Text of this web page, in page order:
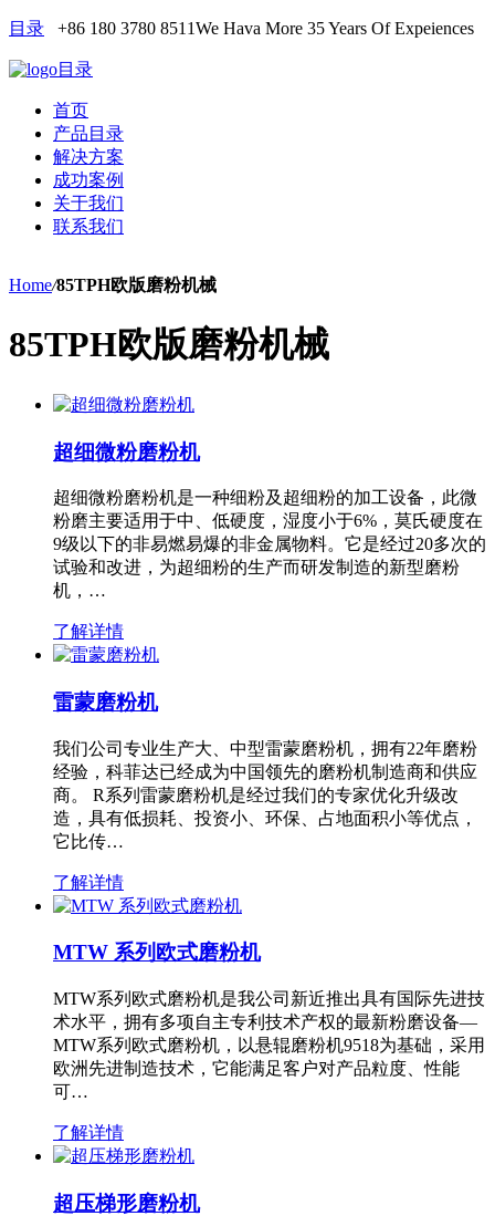
目录 +86 180 3780 8511We Hava More 35 Years Of Expeiences
目录
首页
产品目录
解决方案
成功案例
关于我们
联系我们
Home/85TPH欧版磨粉机械
85TPH欧版磨粉机械
超细微粉磨粉机
超细微粉磨粉机是一种细粉及超细粉的加工设备，此微
粉磨主要适用于中、低硬度，湿度小于6%，莫氏硬度在
9级以下的非易燃易爆的非金属物料。它是经过20多次的
试验和改进，为超细粉的生产而研发制造的新型磨粉
机，…
了解详情
雷蒙磨粉机
我们公司专业生产大、中型雷蒙磨粉机，拥有22年磨粉
经验，科菲达已经成为中国领先的磨粉机制造商和供应
商。 R系列雷蒙磨粉机是经过我们的专家优化升级改
造，具有低损耗、投资小、环保、占地面积小等优点，
它比传…
了解详情
MTW 系列欧式磨粉机
MTW系列欧式磨粉机是我公司新近推出具有国际先进技
术水平，拥有多项自主专利技术产权的最新粉磨设备—
MTW系列欧式磨粉机，以悬辊磨粉机9518为基础，采用
欧洲先进制造技术，它能满足客户对产品粒度、性能
可…
了解详情
超压梯形磨粉机